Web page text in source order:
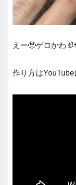
えー🥹ゲロかわ
作り方は